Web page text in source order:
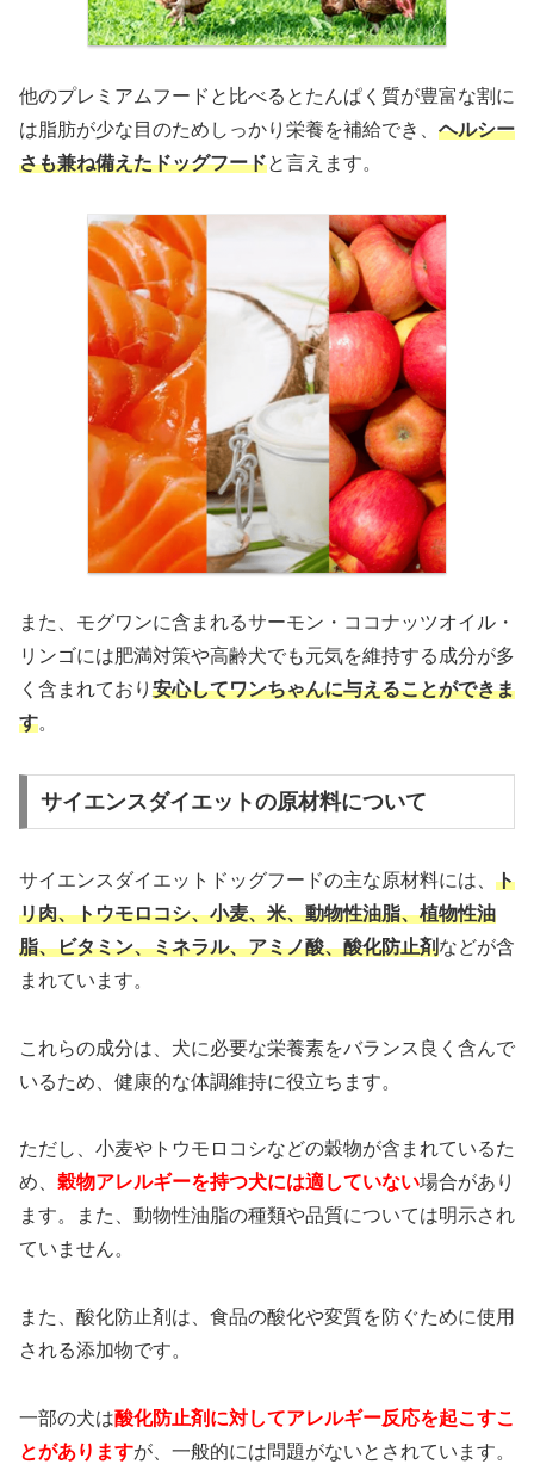
他のプレミアムフードと比べるとたんぱく質が豊富な割に
は脂肪が少な目のためしっかり栄養を補給でき、 ヘルシー
さも兼ね備えたドッグフードと言えます。
また、モグワンに含まれるサーモン・ココナッツオイル・
リンゴには肥満対策や高齢犬でも元気を維持する成分が多
く含まれており 安心してワンちゃんに与えることができま
す。
サイエンスダイエットの原材料について
サイエンスダイエットドッグフードの主な原材料には、 ト
リ肉、トウモロコシ、小麦、米、動物性油脂、植物性油
脂、ビタミン、ミネラル、アミノ酸、酸化防止剤などが含
まれています。
これらの成分は、犬に必要な栄養素をバランス良く含んで
いるため、健康的な体調維持に役立ちます。
ただし、小麦やトウモロコシなどの穀物が含まれているた
め、 穀物アレルギーを持つ犬には適していない場合があり
ます。また、動物性油脂の種類や品質については明示され
ていません。
また、酸化防止剤は、食品の酸化や変質を防ぐために使用
される添加物です。
一部の犬は酸化防止剤に対してアレルギー反応を起こすこ
とがありますが、一般的には問題がないとされています。